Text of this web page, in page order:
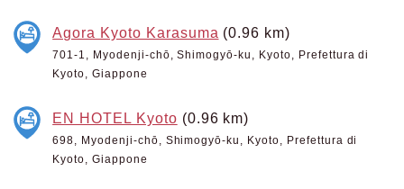
Agora Kyoto Karasuma (0.96 km)
701-1, Myodenji-chō, Shimogyō-ku, Kyoto, Prefettura di
Kyoto, Giappone
EN HOTEL Kyoto (0.96 km)
698, Myodenji-chō, Shimogyō-ku, Kyoto, Prefettura di
Kyoto, Giappone